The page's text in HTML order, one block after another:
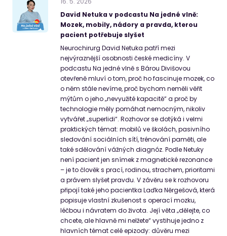
David Netuka v podcastu Na jedné vlně:
Mozek, mobily, nádory a pravda, kterou
pacient potřebuje slyšet
Neurochirurg David Netuka patří mezi
nejvýraznější osobnosti české medicíny. V
podcastu Na jedné vlně s Bárou Divišovou
otevřeně mluví o tom, proč ho fascinuje mozek, co
o něm stále nevíme, proč bychom neměli věřit
mýtům o jeho „nevyužité kapacitě“ a proč by
technologie měly pomáhat nemocným, nikoliv
vytvářet „superlidi“. Rozhovor se dotýká i velmi
praktických témat: mobilů ve školách, pasivního
sledování sociálních sítí, trénování paměti, ale
také sdělování vážných diagnóz. Podle Netuky
není pacient jen snímek z magnetické rezonance
– je to člověk s prací, rodinou, strachem, prioritami
a právem slyšet pravdu. V závěru se k rozhovoru
připojí také jeho pacientka Laďka Něrgešová, která
popisuje vlastní zkušenost s operací mozku,
léčbou i návratem do života. Její věta „dělejte, co
chcete, ale hlavně mi nelžete“ vystihuje jedno z
hlavních témat celé epizody: důvěru mezi